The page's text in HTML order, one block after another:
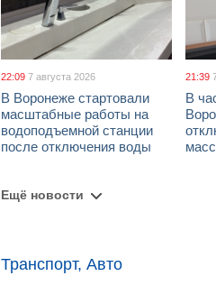
22:09 7 августа 2026
В Воронеже стартовали
масштабные работы на
водоподъемной станции
после отключения воды
21:39
В
Ещё новости
Транспорт, Авто